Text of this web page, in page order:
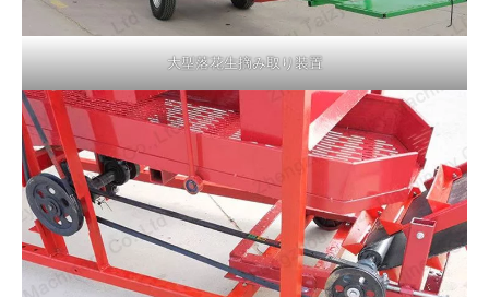
大型落花生摘み取り装置